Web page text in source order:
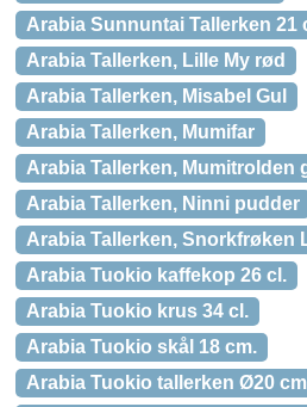
Arabia Sunnuntai Tallerken 21
Arabia Tallerken, Lille My rød
Arabia Tallerken, Misabel Gul
Arabia Tallerken, Mumifar
Arabia Tallerken, Mumitrolden
Arabia Tallerken, Ninni pudder
Arabia Tallerken, Snorkfrøken
Arabia Tuokio kaffekop 26 cl.
Arabia Tuokio krus 34 cl.
Arabia Tuokio skål 18 cm.
Arabia Tuokio tallerken Ø20